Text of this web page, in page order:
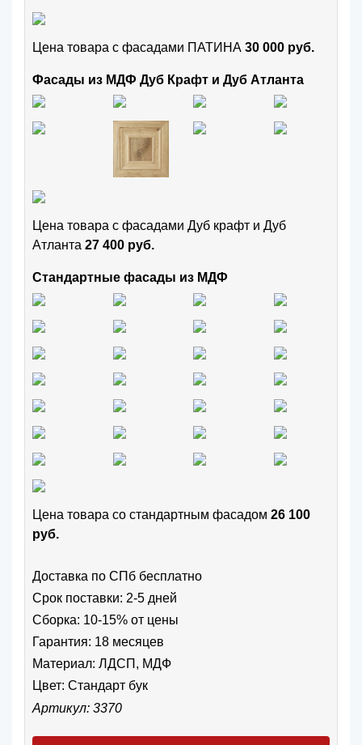
Цена товара с фасадами ПАТИНА 30 000 руб.
Фасады из МДФ Дуб Крафт и Дуб Атланта
Цена товара с фасадами Дуб крафт и Дуб
Атланта 27 400 руб.
Стандартные фасады из МДФ
Цена товара cо стандартным фасадом 26 100
руб.
Доставка по СПб бесплатно
Срок поставки: 2-5 дней
Сборка: 10-15% от цены
Гарантия: 18 месяцев
Материал: ЛДСП, МДФ
Цвет: Стандарт бук
Артикул: 3370